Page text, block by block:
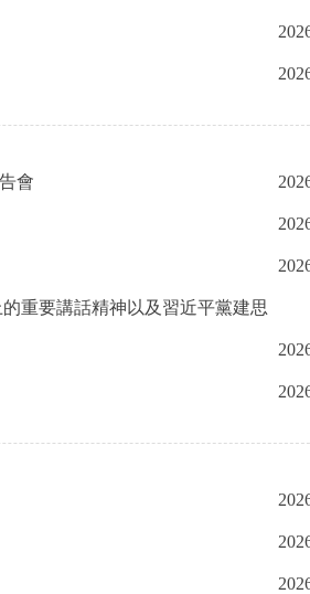
會
重要講話精神以及習近平黨建思